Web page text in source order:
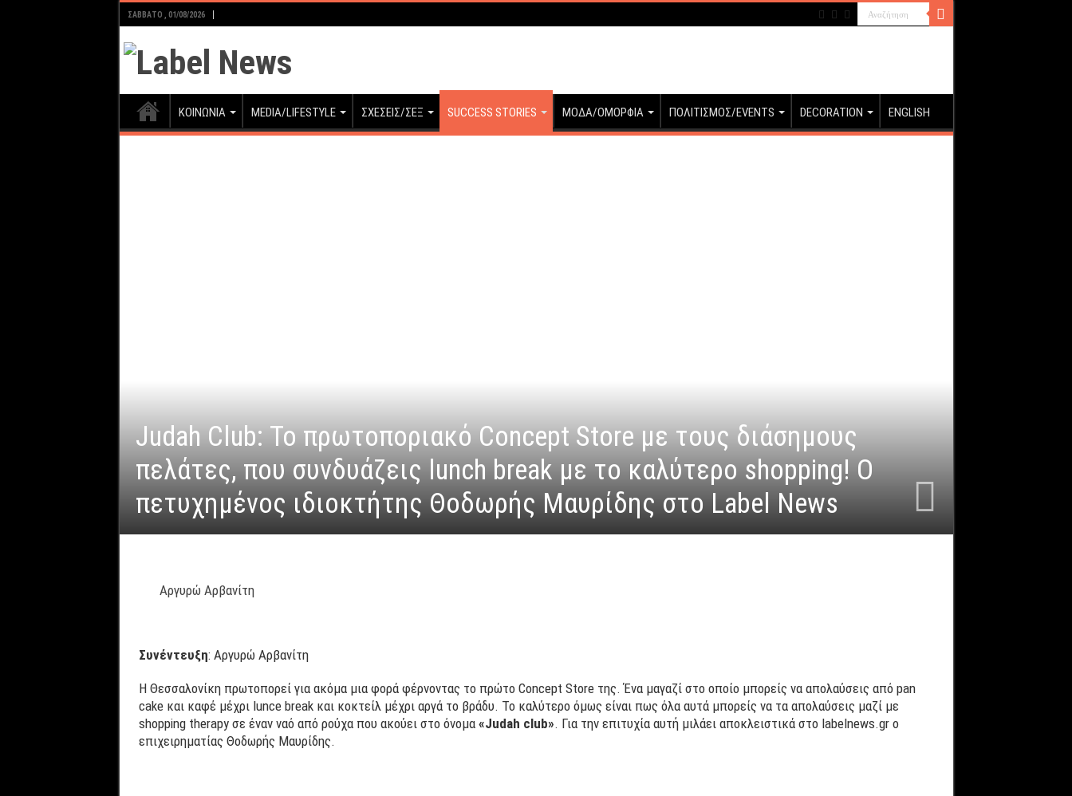
ΣΆΒΒΑΤΟ , 01/08/2026
ΚΟΙΝΩΝΙΑ MEDIA/LIFESTYLE ΣΧΕΣΕΙΣ/ΣΕΞ SUCCESS STORIES ΜΟΔΑ/ΟΜΟΡΦΙΑ ΠΟΛΙΤΙΣΜΟΣ/EVENTS DECORATION ENGLISH
Judah Club: Το πρωτοποριακό Concept Store με τους διάσημους
πελάτες, που συνδυάζεις lunch break με το καλύτερο shopping! Ο
πετυχημένος ιδιοκτήτης Θοδωρής Μαυρίδης στο Label News
Αργυρώ Αρβανίτη
Συνέντευξη: Αργυρώ Αρβανίτη
Η Θεσσαλονίκη πρωτοπορεί για ακόμα μια φορά φέρνοντας το πρώτο Concept Store της. Ένα μαγαζί στο οποίο μπορείς να απολαύσεις από pan
cake και καφέ μέχρι lunce break και κοκτείλ μέχρι αργά το βράδυ. Το καλύτερο όμως είναι πως όλα αυτά μπορείς να τα απολαύσεις μαζί με
shopping therapy σε έναν ναό από ρούχα που ακούει στο όνομα «Judah club». Για την επιτυχία αυτή μιλάει αποκλειστικά στο labelnews.gr ο
επιχειρηματίας Θοδωρής Μαυρίδης.